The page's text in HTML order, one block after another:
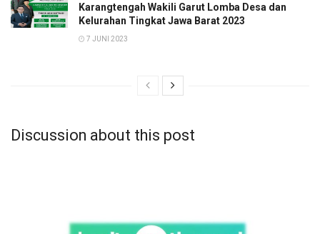
Karangtengah Wakili Garut Lomba Desa dan
Kelurahan Tingkat Jawa Barat 2023
7 JUNI 2023
Discussion about this post